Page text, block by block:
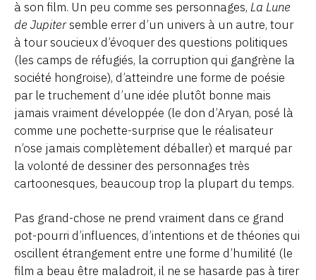
à son film. Un peu comme ses personnages, La Lune
de Jupitersemble errer d’un univers à un autre, tour
à tour soucieux d’évoquer des questions politiques
(les camps de réfugiés, la corruption qui gangrène la
société hongroise), d’atteindre une forme de poésie
par le truchement d’une idée plutôt bonne mais
jamais vraiment développée (le don d’Aryan, posé là
comme une pochette-surprise que le réalisateur
n’ose jamais complètement déballer) et marqué par
la volonté de dessiner des personnages très
cartoonesques, beaucoup trop la plupart du temps.
Pas grand-chose ne prend vraiment dans ce grand
pot-pourri d’influences, d’intentions et de théories qui
oscillent étrangement entre une forme d’humilité (le
film a beau être maladroit, il ne se hasarde pas à tirer